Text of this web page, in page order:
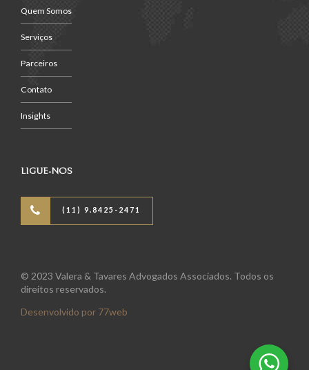
Quem Somos
Serviços
Parceiros
Contato
Insights
LIGUE-NOS
(11) 9.8425-2471
© 2023 Valera & Tavares Advogados Associados. Todos os
direitos reservados.
Desenvolvido por 77web